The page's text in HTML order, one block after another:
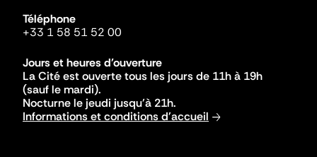
Téléphone
+33 1 58 51 52 00
Jours et heures d'ouverture
La Cité est ouverte tous les jours de 11h à 19h
(sauf le mardi).
Nocturne le jeudi jusqu'à 21h.
Informations et conditions d'accueil